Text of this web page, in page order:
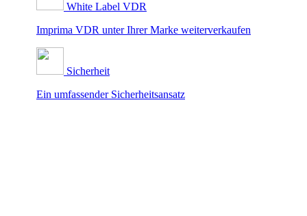
White Label VDR
Imprima VDR unter Ihrer Marke weiterverkaufen
Sicherheit
Ein umfassender Sicherheitsansatz